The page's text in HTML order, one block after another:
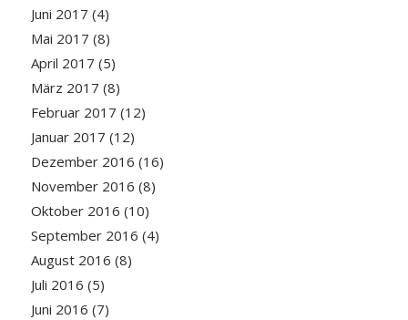
Juni 2017 (4)
Mai 2017 (8)
April 2017 (5)
März 2017 (8)
Februar 2017 (12)
Januar 2017 (12)
Dezember 2016 (16)
November 2016 (8)
Oktober 2016 (10)
September 2016 (4)
August 2016 (8)
Juli 2016 (5)
Juni 2016 (7)